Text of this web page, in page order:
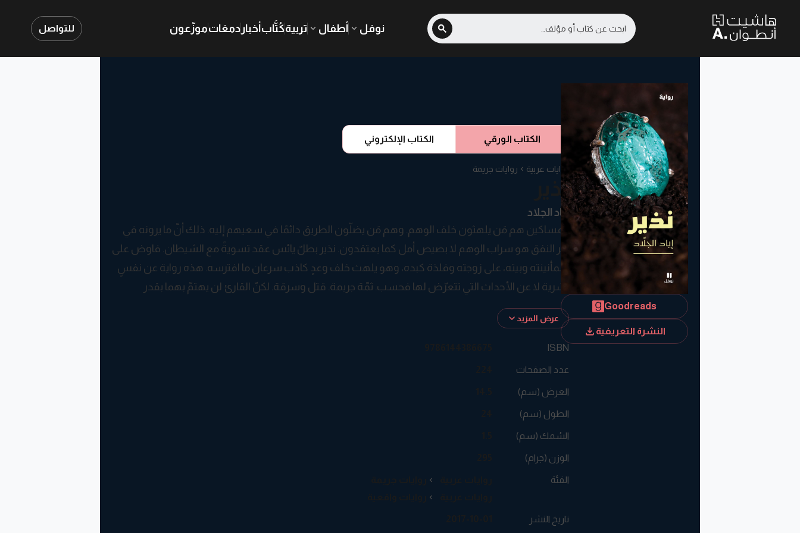
نوفل أطفال تربيةكُتَّابأخبار دمغاتموزّعون للتواصل
الكتاب الورقي الكتاب الإلكتروني
روايات عربية روايات جريمة
نذير
إياد الجلاد
المساكين هم مَن يلهثون خلف الوهم. وهم مَن يضلّون الطريق دائمًا في سعيهم إليه. ذلك أنّ ما يرونه في
آخر النفق هو سراب الوهم لا بصيص أمل كما يعتقدون. نذير بطلٌ يائس عقد تسويةً مع الشيطان. فاوض على
طمأنينته وبيته، على زوجته وفلذة كبده، وهو يلهث خلف وعدٍ كاذب سرعان ما افترسه. هذه رواية عن نفسٍ
بشرية لا عن الأحداث التي تتعرّض لها فحسب. ثمّة جريمة. قتل وسرقة. لكنّ القارئ لن يهتمّ بهما بقدر
اهتمامه بالاسترسال في عالَم المؤلّف. عالمٌ منسيّ، في قرية نائية، يسكنها بشر هامشيّون ومهمّشون تفتك
بهم أمراض القاع.
عرض المزيد
ISBN
عدد الصفحات
العرض (سم)
الطول (سم)
السُمك (سم)
الوزن (جرام)
الفئة
تاريخ النشر
Goodreads
النشرة التعريفية